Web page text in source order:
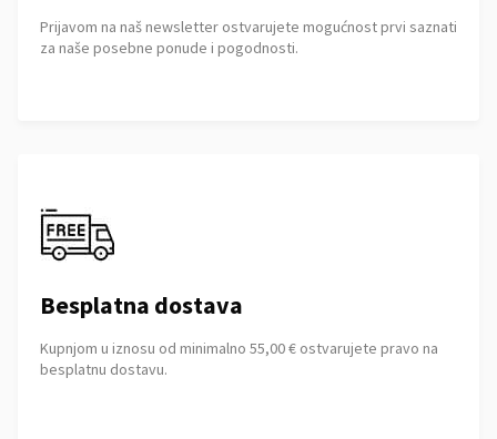
Prijavom na naš newsletter ostvarujete mogućnost prvi saznati
za naše posebne ponude i pogodnosti.
Besplatna dostava
Kupnjom u iznosu od minimalno 55,00 € ostvarujete pravo na
besplatnu dostavu.